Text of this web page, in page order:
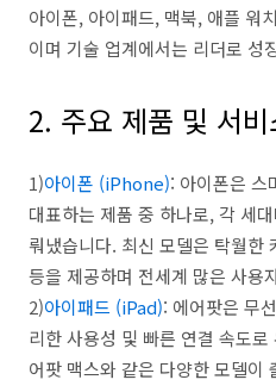
아이폰, 아이패드, 맥북, 애플 워
이며 기술 업계에서는 리더로 성
2. 주요 제품 및 서비
1)아이폰 (iPhone): 아이폰은 스
대표하는 제품 중 하나로, 각 세
뤄냈습니다. 최신 모델은 탁월한
등을 제공하며 전세계 많은 사용
2)아이패드 (iPad): 에어팟은 무
리한 사용성 및 빠른 연결 속도
어팟 맥스와 같은 다양한 모델이